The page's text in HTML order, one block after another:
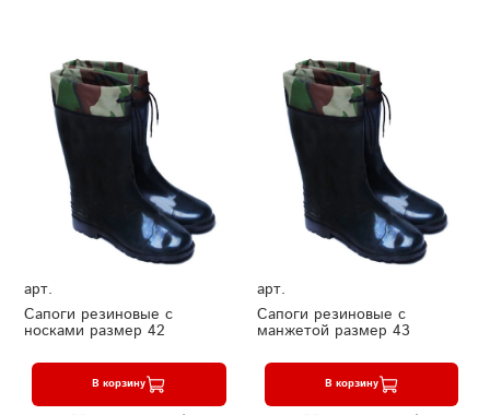
арт.
Сапоги резиновые с
носками размер 42
В корзину
арт.
Сапоги резиновые с
манжетой размер 43
В корзину